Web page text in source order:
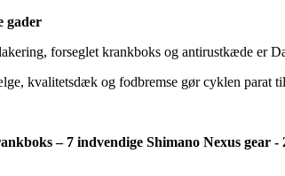
gader
forseglet krankboks og antirustkæde er
kvalitetsdæk og fodbremse gør cyklen parat
– 7 indvendige Shimano Nexus gear -